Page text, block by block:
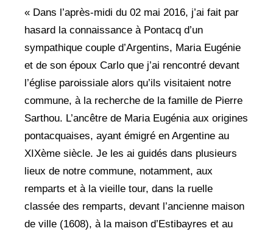
« Dans l’après-midi du 02 mai 2016, j’ai fait par
hasard la connaissance à Pontacq d’un
sympathique couple d’Argentins, Maria Eugénie
et de son époux Carlo que j’ai rencontré devant
l’église paroissiale alors qu’ils visitaient notre
commune, à la recherche de la famille de Pierre
Sarthou. L’ancêtre de Maria Eugénia aux origines
pontacquaises, ayant émigré en Argentine au
XIXème siècle. Je les ai guidés dans plusieurs
lieux de notre commune, notamment, aux
remparts et à la vieille tour, dans la ruelle
classée des remparts, devant l’ancienne maison
de ville (1608), à la maison d’Estibayres et au